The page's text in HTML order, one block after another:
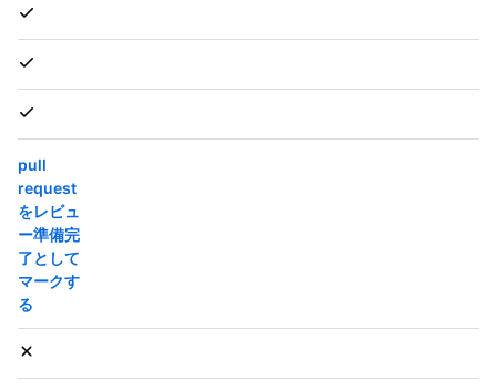
pull
request
をレビュ
ー準備完
了として
マークす
る